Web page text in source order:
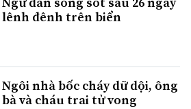
lênh đênh trên biển
Ngôi nhà bốc cháy dữ dội, ông
bà và cháu trai tử vong